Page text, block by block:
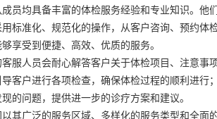
员均具备丰富的体检服务经验和专业知识。
标准化、规范化的操作，从客户咨询、预约
享受到便捷、高效、优质的服务。
服人员会耐心解答客户关于体检项目、注意
客户进行各项检查，确保体检过程的顺利进
的问题，提供进一步的诊疗方案和建议。
其广泛的服务区域、多样化的服务类型和全